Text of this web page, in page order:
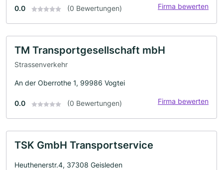
0.0 (0 Bewertungen) Firma bewerten
TM Transportgesellschaft mbH
Strassenverkehr
An der Oberrothe 1, 99986 Vogtei
0.0 (0 Bewertungen) Firma bewerten
TSK GmbH Transportservice
Heuthenerstr.4, 37308 Geisleden